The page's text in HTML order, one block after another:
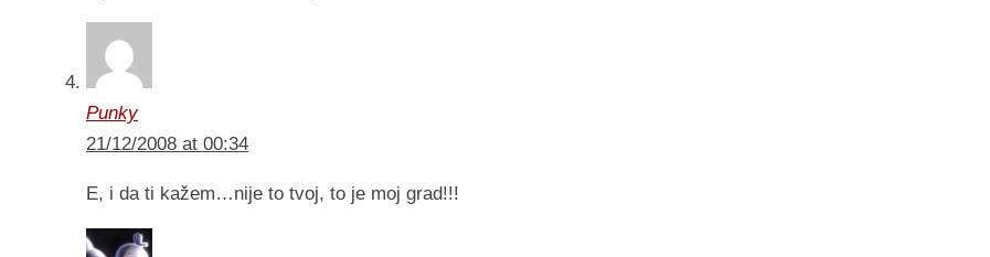
Punky
21/12/2008 at 00:34
E, i da ti kažem…nije to tvoj, to je moj grad!!!